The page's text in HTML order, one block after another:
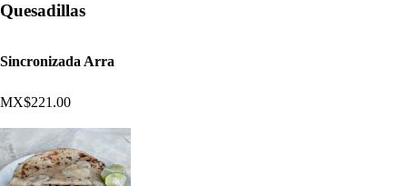
Quesadillas
Sincronizada Arra
MX$221.00